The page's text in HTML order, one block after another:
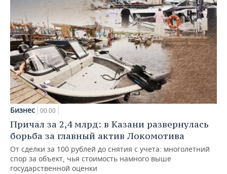
Бизнес 00:00
Причал за 2,4 млрд: в Казани развернулась
борьба за главный актив Локомотива
От сделки за 100 рублей до снятия с учета: многолетний
спор за объект, чья стоимость намного выше
государственной оценки